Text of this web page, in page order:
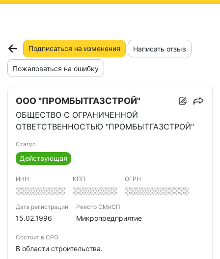
Подписаться на изменения Написать отзыв
Пожаловаться на ошибку
ООО "ПРОМБЫТГАЗСТРОЙ"
ОБЩЕСТВО С ОГРАНИЧЕННОЙ
ОТВЕТСТВЕННОСТЬЮ "ПРОМБЫТГАЗСТРОЙ"
Статус
Действующая
ИНН
░░░░░░░░░░
КПП
░░░░░░░░░
ОГРН
░░░░░░░░░░░░░
Дата регистрации
15.02.1996
Реестр СМиСП
Микропредприятие
Состоит в СРО
В области строительства.